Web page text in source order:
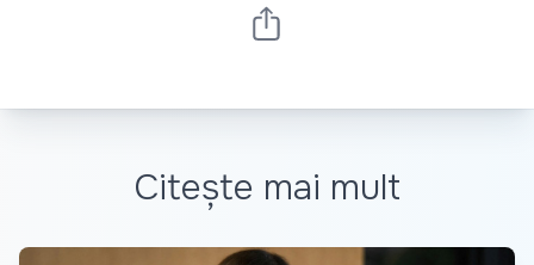
Citește mai mult